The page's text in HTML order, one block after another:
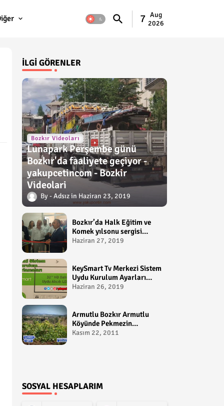
7 Aug
2026
İLGI GÖRENLER
Bozkır Videoları
Lunapark Perşembe günü
Bozkır'da faaliyete geçiyor -
yakupcetincom - Bozkir
Videolari
Adsız Haziran 23, 2019
Bozkır’da Halk Eğitim ve
Komek yılsonu sergisi
gerçekleştirildi-
Haziran 27, 2019
KeySmart Tv Merkezi Sistem
Uydu Kurulum Ayarları
Video anlatım -
Haziran 26, 2019
Armutlu Bozkır Armutlu
Köyünde Pekmezin
Hikayesi:Gezen Bilir Kontv
Kasım 22, 2011
SOSYAL HESAPLARIM